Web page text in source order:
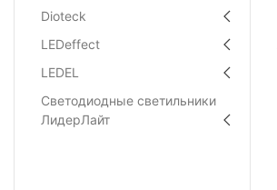
Dioteck
LEDeffect
LEDEL
Светодиодные светильники
ЛидерЛайт